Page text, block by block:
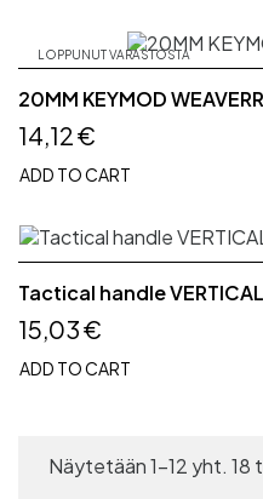
LOPPUNUT VARASTOSTA
20MM KEYMOD
14,12 €
ADD TO CART
Tactical handle VERTICAL
15,03 €
ADD TO CART
Näytetään 1-12 yht.